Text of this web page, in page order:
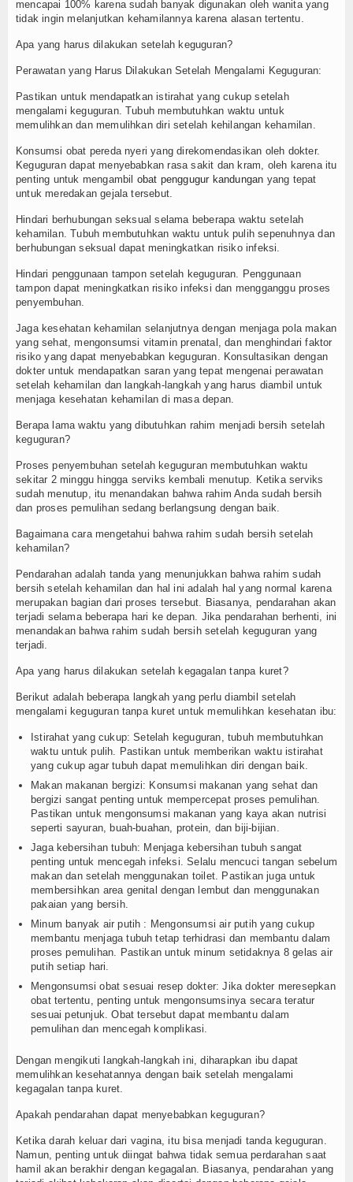
mencapai 100% karena sudah banyak digunakan oleh wanita yang
tidak ingin melanjutkan kehamilannya karena alasan tertentu.
Apa yang harus dilakukan setelah keguguran?
Perawatan yang Harus Dilakukan Setelah Mengalami Keguguran:
Pastikan untuk mendapatkan istirahat yang cukup setelah
mengalami keguguran. Tubuh membutuhkan waktu untuk
memulihkan dan memulihkan diri setelah kehilangan kehamilan.
Konsumsi obat pereda nyeri yang direkomendasikan oleh dokter.
Keguguran dapat menyebabkan rasa sakit dan kram, oleh karena itu
penting untuk mengambil obat penggugur kandungan yang tepat
untuk meredakan gejala tersebut.
Hindari berhubungan seksual selama beberapa waktu setelah
kehamilan. Tubuh membutuhkan waktu untuk pulih sepenuhnya dan
berhubungan seksual dapat meningkatkan risiko infeksi.
Hindari penggunaan tampon setelah keguguran. Penggunaan
tampon dapat meningkatkan risiko infeksi dan mengganggu proses
penyembuhan.
Jaga kesehatan kehamilan selanjutnya dengan menjaga pola makan
yang sehat, mengonsumsi vitamin prenatal, dan menghindari faktor
risiko yang dapat menyebabkan keguguran. Konsultasikan dengan
dokter untuk mendapatkan saran yang tepat mengenai perawatan
setelah kehamilan dan langkah-langkah yang harus diambil untuk
menjaga kesehatan kehamilan di masa depan.
Berapa lama waktu yang dibutuhkan rahim menjadi bersih setelah
keguguran?
Proses penyembuhan setelah keguguran membutuhkan waktu
sekitar 2 minggu hingga serviks kembali menutup. Ketika serviks
sudah menutup, itu menandakan bahwa rahim Anda sudah bersih
dan proses pemulihan sedang berlangsung dengan baik.
Bagaimana cara mengetahui bahwa rahim sudah bersih setelah
kehamilan?
Pendarahan adalah tanda yang menunjukkan bahwa rahim sudah
bersih setelah kehamilan dan hal ini adalah hal yang normal karena
merupakan bagian dari proses tersebut. Biasanya, pendarahan akan
terjadi selama beberapa hari ke depan. Jika pendarahan berhenti, ini
menandakan bahwa rahim sudah bersih setelah keguguran yang
terjadi.
Apa yang harus dilakukan setelah kegagalan tanpa kuret?
Berikut adalah beberapa langkah yang perlu diambil setelah
mengalami keguguran tanpa kuret untuk memulihkan kesehatan ibu:
Istirahat yang cukup: Setelah keguguran, tubuh membutuhkan
waktu untuk pulih. Pastikan untuk memberikan waktu istirahat
yang cukup agar tubuh dapat memulihkan diri dengan baik.
Makan makanan bergizi: Konsumsi makanan yang sehat dan
bergizi sangat penting untuk mempercepat proses pemulihan.
Pastikan untuk mengonsumsi makanan yang kaya akan nutrisi
seperti sayuran, buah-buahan, protein, dan biji-bijian.
Jaga kebersihan tubuh: Menjaga kebersihan tubuh sangat
penting untuk mencegah infeksi. Selalu mencuci tangan sebelum
makan dan setelah menggunakan toilet. Pastikan juga untuk
membersihkan area genital dengan lembut dan menggunakan
pakaian yang bersih.
Minum banyak air putih : Mengonsumsi air putih yang cukup
membantu menjaga tubuh tetap terhidrasi dan membantu dalam
proses pemulihan. Pastikan untuk minum setidaknya 8 gelas air
putih setiap hari.
Mengonsumsi obat sesuai resep dokter: Jika dokter meresepkan
obat tertentu, penting untuk mengonsumsinya secara teratur
sesuai petunjuk. Obat tersebut dapat membantu dalam
pemulihan dan mencegah komplikasi.
Dengan mengikuti langkah-langkah ini, diharapkan ibu dapat
memulihkan kesehatannya dengan baik setelah mengalami
kegagalan tanpa kuret.
Apakah pendarahan dapat menyebabkan keguguran?
Ketika darah keluar dari vagina, itu bisa menjadi tanda keguguran.
Namun, penting untuk diingat bahwa tidak semua perdarahan saat
hamil akan berakhir dengan kegagalan. Biasanya, pendarahan yang